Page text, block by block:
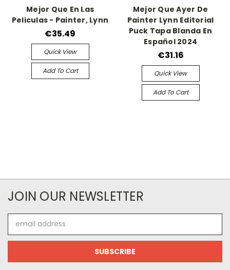
Mejor Que En Las
Peliculas - Painter, Lynn
€35.49
Quick View
Add To Cart
Mejor Que Ayer De
Painter Lynn Editorial
Puck Tapa Blanda En
Español 2024
€31.16
Quick View
Add To Cart
JOIN OUR NEWSLETTER
Address